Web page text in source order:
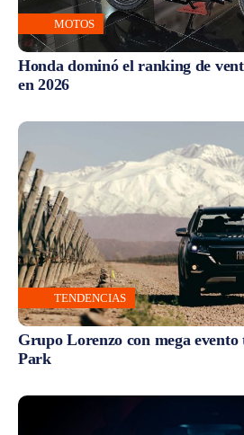
MOTOS
Honda dominó el ranking de
en 2026
TENDENCIAS
Grupo Lorenzo con mega
Park